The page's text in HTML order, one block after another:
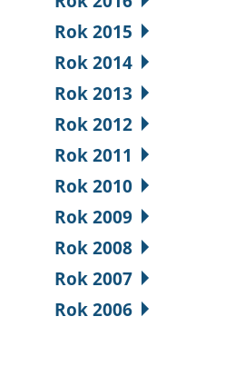
Rok 2015
Rok 2014
Rok 2013
Rok 2012
Rok 2011
Rok 2010
Rok 2009
Rok 2008
Rok 2007
Rok 2006